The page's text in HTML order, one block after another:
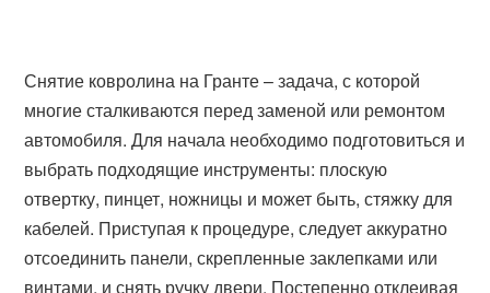
Снятие ковролина на Гранте – задача, с которой
многие сталкиваются перед заменой или ремонтом
автомобиля. Для начала необходимо подготовиться и
выбрать подходящие инструменты: плоскую
отвертку, пинцет, ножницы и может быть, стяжку для
кабелей. Приступая к процедуре, следует аккуратно
отсоединить панели, скрепленные заклепками или
винтами, и снять ручку двери. Постепенно отклеивая